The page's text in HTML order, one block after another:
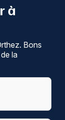
à
Bons
la